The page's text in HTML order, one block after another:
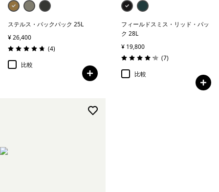
ステルス・バックパック 25L
¥ 26,400
評価: 4.8 / 5
(4レビュー
)
比較
フィールドスミス・リッド・パッ
ク 28L
¥ 19,800
評価: 4.1 / 5
(7レビュー
)
比較